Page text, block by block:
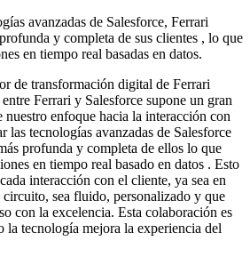
avanzadas de Salesforce, Ferrari
y completa de sus clientes , lo que
en tiempo real basadas en datos.
de transformación digital de Ferrari
Ferrari y Salesforce supone un gran
enfoque hacia la interacción con
las tecnologías avanzadas de Salesforce
profunda y completa de ellos lo que
en tiempo real basado en datos . Esto
interacción con el cliente, ya sea en
sea fluido, personalizado y que
con la excelencia. Esta colaboración es
la tecnología mejora la experiencia del